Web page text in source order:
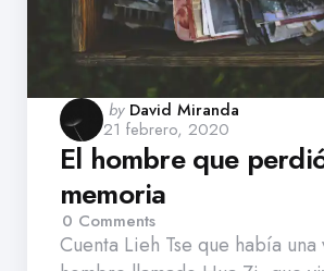
Posted
by
by David Miranda
21 febrero, 2020
El hombre que
memoria
0 Comments
Cuenta Lieh Tse que había una